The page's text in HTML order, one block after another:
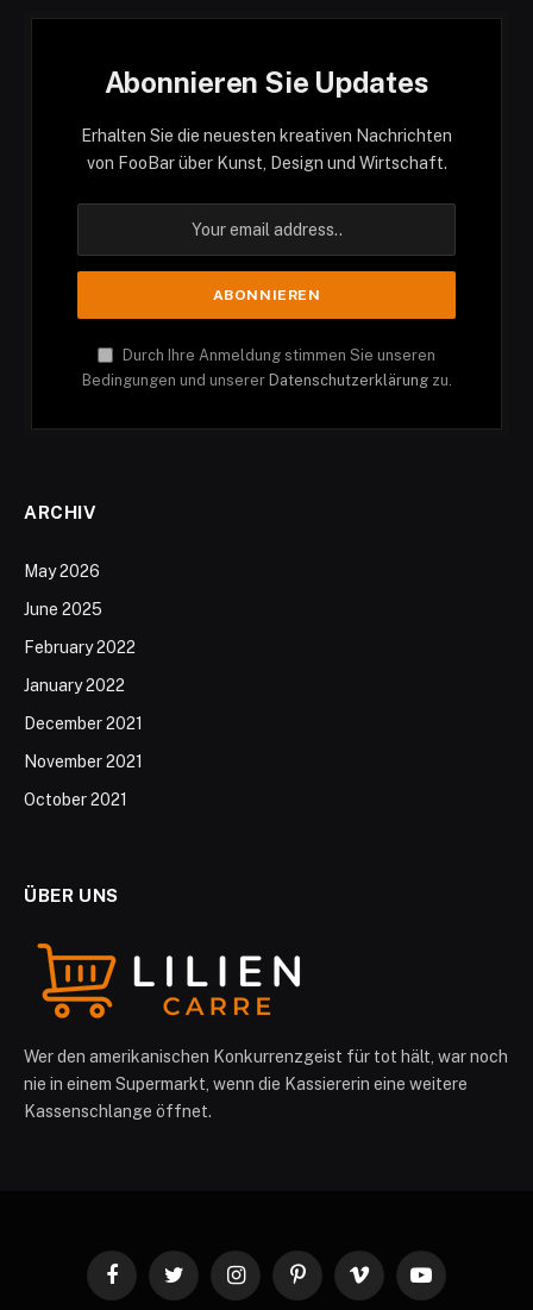
Abonnieren Sie Updates
Erhalten Sie die neuesten kreativen Nachrichten
von FooBar über Kunst, Design und Wirtschaft.
Durch Ihre Anmeldung stimmen Sie unseren
Bedingungen und unserer Datenschutzerklärungzu.
ARCHIV
May 2026
June 2025
February 2022
January 2022
December 2021
November 2021
October 2021
ÜBER UNS
Wer den amerikanischen Konkurrenzgeist für tot hält, war noch
nie in einem Supermarkt, wenn die Kassiererin eine weitere
Kassenschlange öffnet.
FacebookTwitter InstagramPinterestVimeo YouTube